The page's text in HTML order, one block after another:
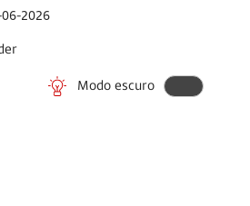
2026
Modo escuro